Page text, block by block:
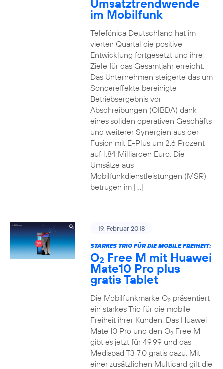
Umsatztrendwende
im Mobilfunk
Telefónica Deutschland hat im
vierten Quartal die positive
Entwicklung fortgesetzt und ihre
Ziele für das Gesamtjahr erreicht.
Das Unternehmen steigerte das um
Sondereffekte bereinigte
Betriebsergebnis vor
Abschreibungen (OIBDA) dank
eines soliden operativen Geschäfts
und weiterer Synergien aus der
Fusion mit E-Plus um 2,6 Prozent
auf 1,84 Milliarden Euro. Die
Umsätze aus
Mobilfunkdienstleistungen (MSR)
betrugen im […]
19. Februar 2018
STARKES TRIO FÜR DIE MOBILE FREIHEIT:
O2 Free M mit Huawei
Mate10 Pro plus
gratis Tablet
Die Mobilfunkmarke O2präsentiert
ein starkes Trio für die mobile
Freiheit ihrer Kunden: Das Huawei
Mate 10 Pro und den O2Free M
gibt es jetzt für 49,99 und das
Mediapad T3 7.0 gratis dazu. Mit
einer zusätzlichen Multicard gilt die